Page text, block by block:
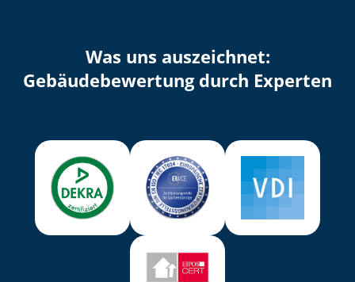
Was uns auszeichnet:
Ge­bäu­de­be­wer­tung durch Experten